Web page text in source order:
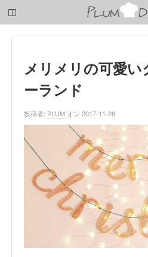
子
メリメリの可愛い
ーランド
投稿者: PLUM オン 2017-11-26